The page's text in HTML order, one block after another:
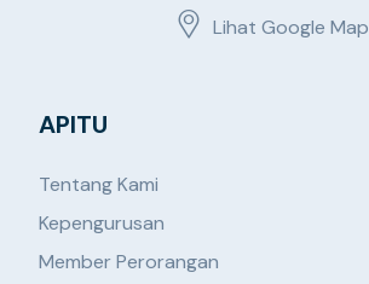
Lihat Google Map
APITU
Tentang Kami
Kepengurusan
Member Perorangan